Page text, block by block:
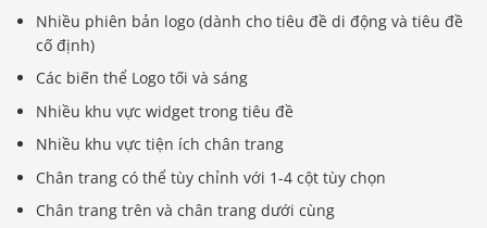
Nhiều phiên bản logo (dành cho tiêu đề di động và tiêu đề
cố định)
Các biến thể Logo tối và sáng
Nhiều khu vực widget trong tiêu đề
Nhiều khu vực tiện ích chân trang
Chân trang có thể tùy chỉnh với 1-4 cột tùy chọn
Chân trang trên và chân trang dưới cùng